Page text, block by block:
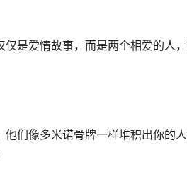
是爱情故事，而是两个相爱的人
他们像多米诺骨牌一样堆积出你的